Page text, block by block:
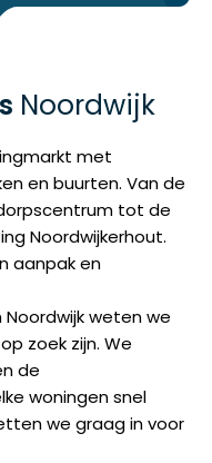
Noordwijk
met
en buurten. Van de
tot de
Noordwijkerhout.
aanpak en
weten we
zoek zijn. We
de
woningen snel
we graag in voor